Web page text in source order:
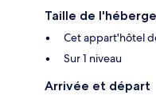
Taille de
Cet appart'hôtel
Sur 1 niveau
Arrivée et départ